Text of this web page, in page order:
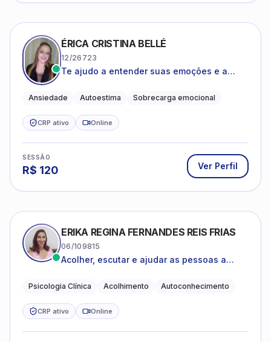
ÉRICA CRISTINA BELLÉ
12/26723
Te ajudo a entender suas emoções e a
que você está vivendo
Ansiedade Autoestima Sobrecarga emocional
CRP ativo Online
SESSÃO
R$ 120 Ver Perfil
ERIKA REGINA FERNANDES REIS FRIAS
06/109815
Acolher, escutar e ajudar as pessoas a
Psicologia Clínica Acolhimento Autoconhecimento
CRP ativo Online